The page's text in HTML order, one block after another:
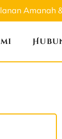
Amanah